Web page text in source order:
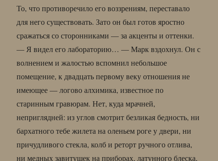
То, что противоречило его воззрениям, переставало
для него существовать. Зато он был готов яростно
сражаться со сторонниками — за акценты и оттенки.
— Я видел его лабораторию… — Марк вздохнул. Он с
волнением и жалостью вспомнил небольшое
помещение, к двадцать первому веку отношения не
имеющее — логово алхимика, известное по
старинным гравюрам. Нет, куда мрачней,
неприглядней: из углов смотрит безликая бедность, ни
бархатного тебе жилета на оленьем роге у двери, ни
причудливого стекла, колб и реторт ручного отлива,
ни медных завитушек на приборах, латунного блеска,